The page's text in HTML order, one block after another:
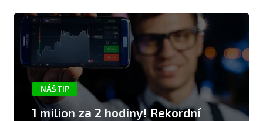
NÁŠ TIP
1 milion za 2 hodiny! Rekordní